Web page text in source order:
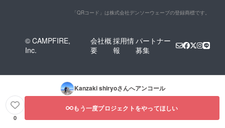
「QRコード」は株式会社デンソーウェーブの登録商標です。
© CAMPFIRE,
Inc.
会社概
要
採用情
報
パートナー
募集
Kanzaki shiryoさんへアンコール
0
もう一度プロジェクトをやってほしい